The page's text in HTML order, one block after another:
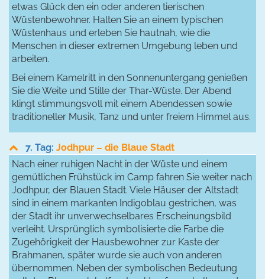
etwas Glück den ein oder anderen tierischen
Wüstenbewohner. Halten Sie an einem typischen
Wüstenhaus und erleben Sie hautnah, wie die
Menschen in dieser extremen Umgebung leben und
arbeiten.
Bei einem Kamelritt in den Sonnenuntergang genießen
Sie die Weite und Stille der Thar-Wüste. Der Abend
klingt stimmungsvoll mit einem Abendessen sowie
traditioneller Musik, Tanz und unter freiem Himmel aus.
7. Tag: Jodhpur – die Blaue Stadt
Nach einer ruhigen Nacht in der Wüste und einem
gemütlichen Frühstück im Camp fahren Sie weiter nach
Jodhpur, der Blauen Stadt. Viele Häuser der Altstadt
sind in einem markanten Indigoblau gestrichen, was
der Stadt ihr unverwechselbares Erscheinungsbild
verleiht. Ursprünglich symbolisierte die Farbe die
Zugehörigkeit der Hausbewohner zur Kaste der
Brahmanen, später wurde sie auch von anderen
übernommen. Neben der symbolischen Bedeutung